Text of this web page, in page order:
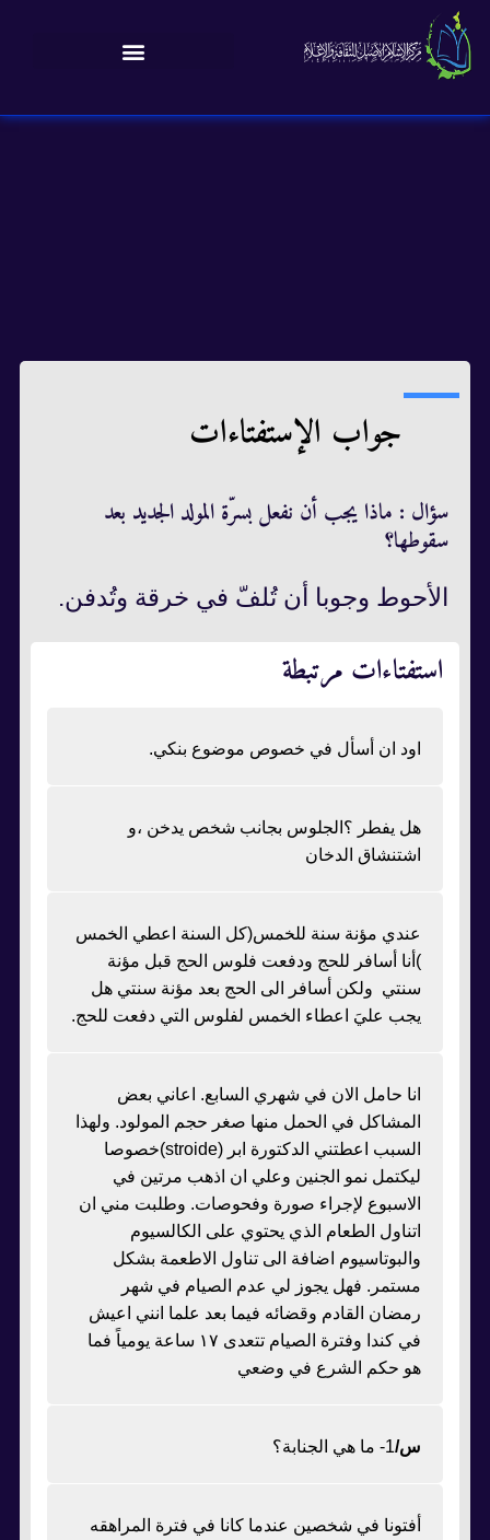
جواب الإستفتاءات
سؤال : ماذا يجب أن نفعل بسرّة المولد الجديد بعد
سقوطها؟
الأحوط وجوبا أن تُلفّ في خرقة وتُدفن.
استفتاءات مرتبطة
اود ان أسأل في خصوص موضوع بنكي.
هل يفطر ؟الجلوس بجانب شخص يدخن ،و
اشتنشاق الدخان
عندي مؤنة سنة للخمس(كل السنة اعطي الخمس
)أنا أسافر للحج ودفعت فلوس الحج قبل مؤنة
سنتي ولكن أسافر الى الحج بعد مؤنة سنتي هل
يجب عليَ اعطاء الخمس لفلوس التي دفعت للحج.
انا حامل الان في شهري السابع. اعاني بعض
المشاكل في الحمل منها صغر حجم المولود. ولهذا
السبب اعطتني الدكتورة ابر (stroide)خصوصا
ليكتمل نمو الجنين وعلي ان اذهب مرتين في
الاسبوع لإجراء صورة وفحوصات. وطلبت مني ان
اتناول الطعام الذي يحتوي على الكالسيوم
والبوتاسيوم اضافة الى تناول الاطعمة بشكل
مستمر. فهل يجوز لي عدم الصيام في شهر
رمضان القادم وقضائه فيما بعد علما انني اعيش
في كندا وفترة الصيام تتعدى ١٧ ساعة يومياً فما
هو حكم الشرع في وضعي
س/1- ما هي الجنابة؟
أفتونا في شخصين عندما كانا في فترة المراهقه